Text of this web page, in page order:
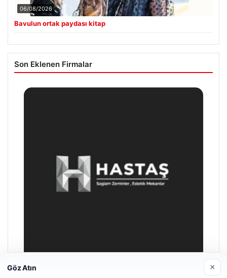
06/08/2026
Bavulun ortak paydası kitap
Son Eklenen Firmalar
Göz Atın ×